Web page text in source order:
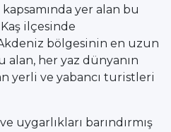
yer alan bu
ilçesinde
bölgesinin en uzun
alan, her yaz dünyanın
yerli ve yabancı turistleri
uygarlıkları barındırmış